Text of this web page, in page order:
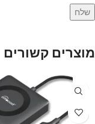
מוצרים קשורים